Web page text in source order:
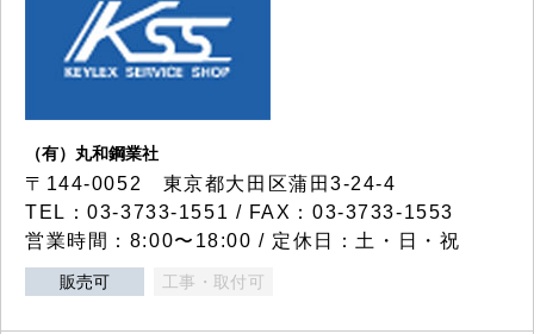
（有）丸和鋼業社
〒144-0052 東京都大田区蒲田3-24-4
TEL：03-3733-1551 / FAX：03-3733-1553
営業時間：8:00〜18:00 / 定休日：土・日・祝
販売可 工事・取付可